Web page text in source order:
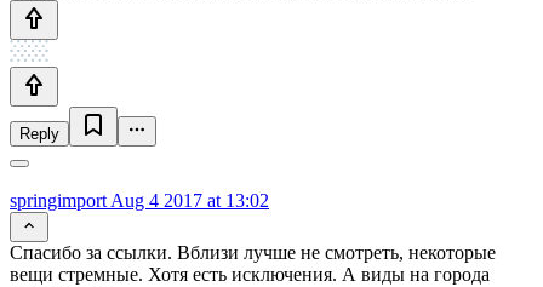
Reply
springimport Aug 4 2017 at 13:02
Спасибо за ссылки. Вблизи лучше не смотреть, некоторые
вещи стремные. Хотя есть исключения. А виды на города